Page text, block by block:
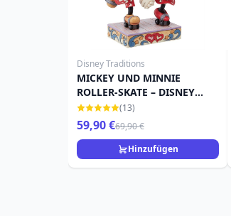
Disney Traditions
MICKEY UND MINNIE
ROLLER-SKATE – DISNEY
TRADITIONS
(13)
59,90 €69,90 €
Hinzufügen